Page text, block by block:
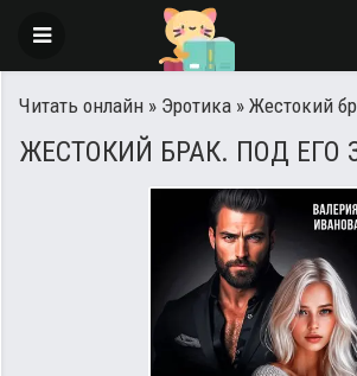
Читать онлайн » Эротика » Жестокий
ЖЕСТОКИЙ БРАК. ПОД ЕГО